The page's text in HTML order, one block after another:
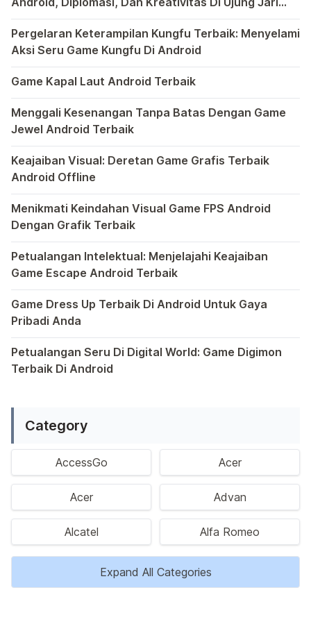
Anda
Bermain game di platform Android telah menjadi bagian
Pergelaran Keterampilan Kungfu Terbaik: Menyelami
Aksi Seru Game Kungfu Di Android
Dunia game selalu menawarkan pengalaman yang
Game Kapal Laut Android Terbaik
Di dunia game Android yang kaya dengan berbagai jenis
Menggali Kesenangan Tanpa Batas Dengan Game
Jewel Android Terbaik
Dalam hiruk-pikuk dunia game Android, ada satu genre
Keajaiban Visual: Deretan Game Grafis Terbaik
Android Offline
Ponsel pintar telah mengubah cara kita bermain game,
Menikmati Keindahan Visual Game FPS Android
Dengan Grafik Terbaik
Semakin berkembangnya teknologi di era digital saat ini,
Petualangan Intelektual: Menjelajahi Keajaiban
Game Escape Android Terbaik
Dalam dunia game Android, genre escape telah mencuri
Game Dress Up Terbaik Di Android Untuk Gaya
Pribadi Anda
Saat ini, platform Android telah menjadi wadah kreativitas
Petualangan Seru Di Digital World: Game Digimon
Terbaik Di Android
Category
AccessGo Acer
Acer Advan
Alcatel Alfa Romeo
Expand All Categories